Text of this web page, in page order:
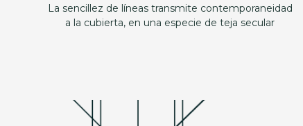
La sencillez de líneas transmite contemporaneidad
a la cubierta, en una especie de teja secular